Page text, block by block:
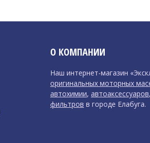
О КОМПАНИИ
Наш интернет-магазин
оригинальных моторных
автохимии, автоаксессуаров,
фильтров в городе Елабуга.